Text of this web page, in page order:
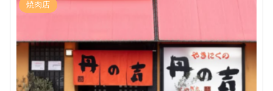
焼肉店